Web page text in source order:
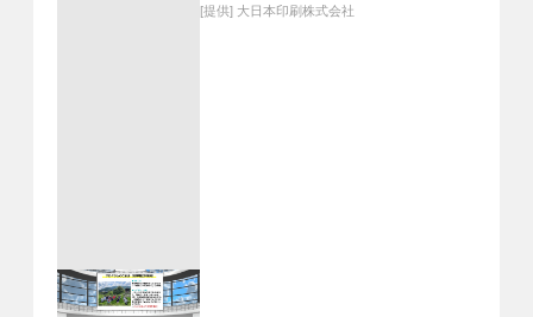
[提供] 大日本印刷株式会社